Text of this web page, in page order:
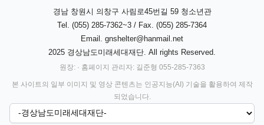
경남 창원시 의창구 사림로45번길 59 청소년관
Tel. (055) 285-7362~3 / Fax. (055) 285-7364
Email. gnshelter@hanmail.net
2025 경상남도미래세대재단. All rights Reserved.
원장: · 홈페이지 관리자: 길준형 055-285-7363
본 사이트의 일부 이미지 및 영상 콘텐츠는 인공지능(AI) 기술을 활용하여 제작
되었습니다.